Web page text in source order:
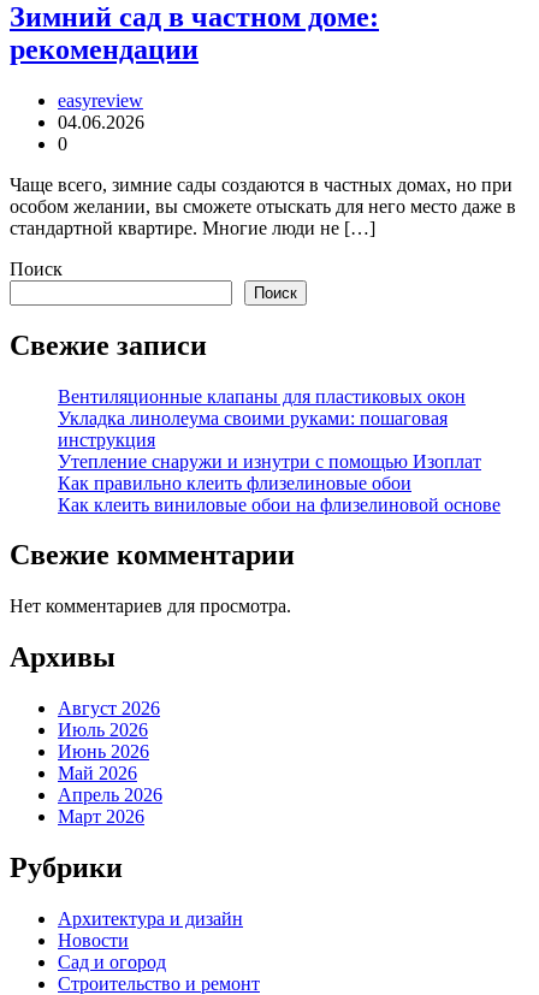
Зимний сад в частном доме:
рекомендации
easyreview
04.06.2026
0
Чаще всего, зимние сады создаются в частных домах, но при
особом желании, вы сможете отыскать для него место даже в
стандартной квартире. Многие люди не […]
Поиск
Поиск
Свежие записи
Вентиляционные клапаны для пластиковых окон
Укладка линолеума своими руками: пошаговая
инструкция
Утепление снаружи и изнутри с помощью Изоплат
Как правильно клеить флизелиновые обои
Как клеить виниловые обои на флизелиновой основе
Свежие комментарии
Нет комментариев для просмотра.
Архивы
Август 2026
Июль 2026
Июнь 2026
Май 2026
Апрель 2026
Март 2026
Рубрики
Архитектура и дизайн
Новости
Сад и огород
Строительство и ремонт